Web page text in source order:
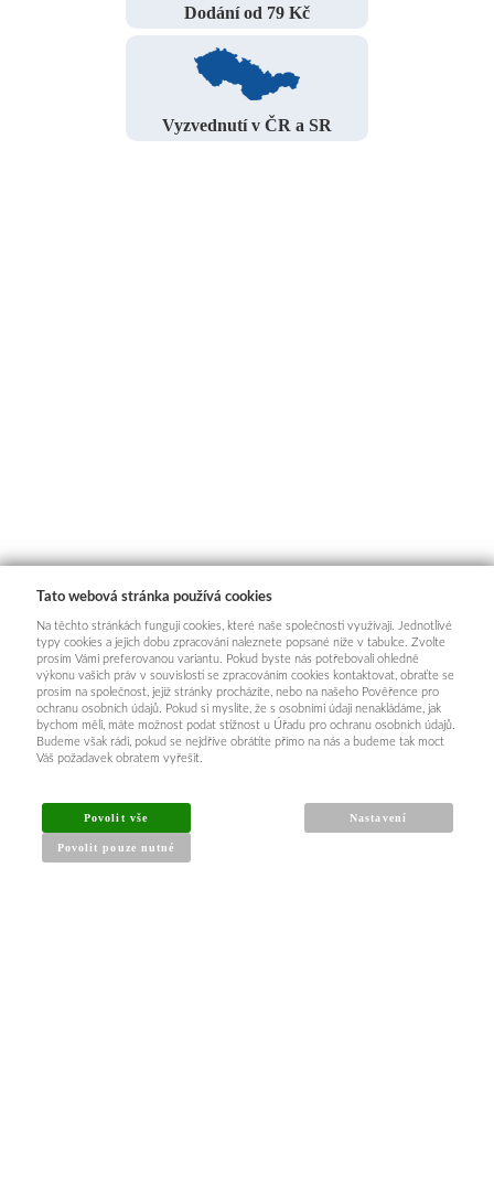
Dodání od 79 Kč
Vyzvednutí v ČR a SR
INFORMACE PRO KUPUJÍCÍ
Obchodní podmínky
Tato webová stránka používá cookies
Na těchto stránkách fungují cookies, které naše společnosti využívají. Jednotlivé
typy cookies a jejich dobu zpracování naleznete popsané níže v tabulce. Zvolte
prosím Vámi preferovanou variantu. Pokud byste nás potřebovali ohledně
výkonu vašich práv v souvislosti se zpracováním cookies kontaktovat, obraťte se
prosím na společnost, jejíž stránky procházíte, nebo na našeho Pověřence pro
ochranu osobních údajů. Pokud si myslíte, že s osobními údaji nenakládáme, jak
bychom měli, máte možnost podat stížnost u Úřadu pro ochranu osobních údajů.
Budeme však rádi, pokud se nejdříve obrátíte přímo na nás a budeme tak moct
Váš požadavek obratem vyřešit.
Povolit vše
Povolit pouze nutné
Nastavení